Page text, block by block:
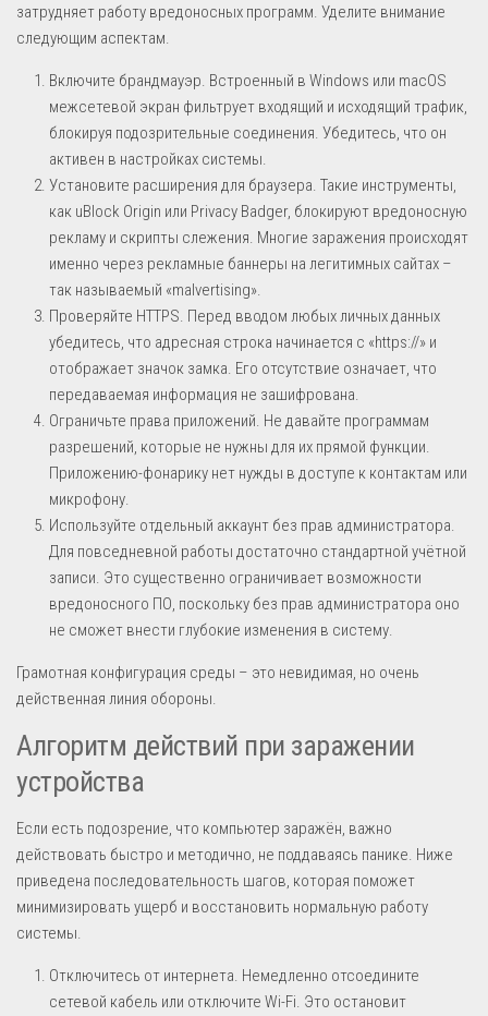
затрудняет работу вредоносных программ. Уделите внимание
следующим аспектам.
Включите брандмауэр. Встроенный в Windows или macOS
межсетевой экран фильтрует входящий и исходящий трафик,
блокируя подозрительные соединения. Убедитесь, что он
активен в настройках системы.
Установите расширения для браузера. Такие инструменты,
как uBlock Origin или Privacy Badger, блокируют вредоносную
рекламу и скрипты слежения. Многие заражения происходят
именно через рекламные баннеры на легитимных сайтах –
так называемый «malvertising».
Проверяйте HTTPS. Перед вводом любых личных данных
убедитесь, что адресная строка начинается с «https://» и
отображает значок замка. Его отсутствие означает, что
передаваемая информация не зашифрована.
Ограничьте права приложений. Не давайте программам
разрешений, которые не нужны для их прямой функции.
Приложению-фонарику нет нужды в доступе к контактам или
микрофону.
Используйте отдельный аккаунт без прав администратора.
Для повседневной работы достаточно стандартной учётной
записи. Это существенно ограничивает возможности
вредоносного ПО, поскольку без прав администратора оно
не сможет внести глубокие изменения в систему.
Грамотная конфигурация среды – это невидимая, но очень
действенная линия обороны.
Алгоритм действий при заражении
устройства
Если есть подозрение, что компьютер заражён, важно
действовать быстро и методично, не поддаваясь панике. Ниже
приведена последовательность шагов, которая поможет
минимизировать ущерб и восстановить нормальную работу
системы.
Отключитесь от интернета. Немедленно отсоедините
сетевой кабель или отключите Wi-Fi. Это остановит